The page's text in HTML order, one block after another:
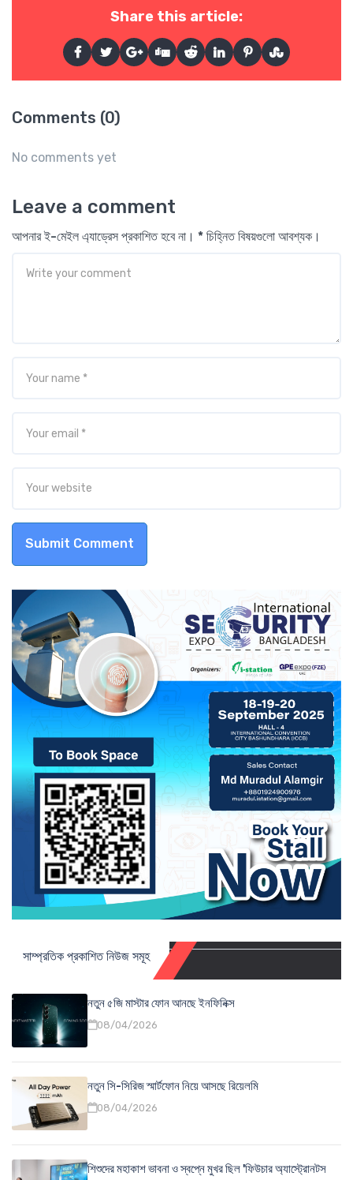
Share this article:
Comments (0)
No comments yet
Leave a comment
আপনার ই-মেইল এ্যাড্রেস প্রকাশিত হবে না। * চিহ্নিত বিষয়গুলো আবশ্যক।
Submit Comment
সাম্প্রতিক প্রকাশিত নিউজ সমূহ
নতুন ৫জি মাস্টার ফোন আনছে ইনফিনিক্স
08/04/2026
নতুন সি-সিরিজ স্মার্টফোন নিয়ে আসছে রিয়েলমি
08/04/2026
শিশুদের মহাকাশ ভাবনা ও স্বপ্নে মুখর ছিল 'ফিউচার অ্যাস্ট্রোনটস